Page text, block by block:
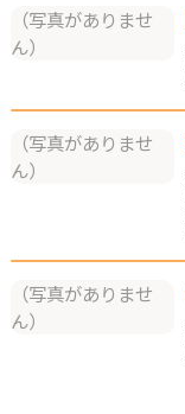
（写真がありませ
ん）
（写真がありませ
ん）
（写真がありませ
ん）